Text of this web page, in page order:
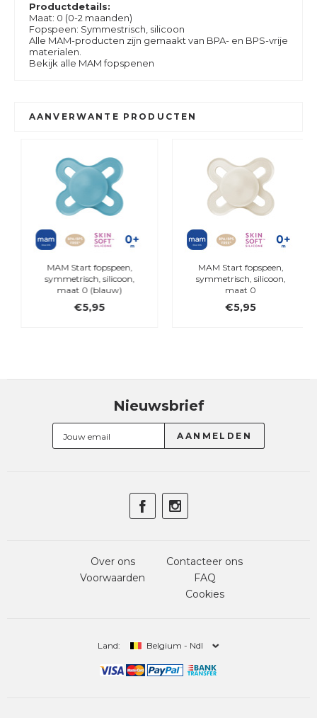
Productdetails:
Maat: 0 (0-2 maanden)
Fopspeen: Symmestrisch, silicoon
Alle MAM-producten zijn gemaakt van BPA- en BPS-vrije
materialen.
Bekijk alle MAM fopspenen
AANVERWANTE PRODUCTEN
MAM Start fopspeen,
symmetrisch, silicoon,
maat 0 (blauw)
€5,95
MAM Start fopspeen,
symmetrisch, silicoon,
maat 0
€5,95
Nieuwsbrief
Over ons
Voorwaarden
Contacteer ons
FAQ
Cookies
Land: Belgium - Ndl